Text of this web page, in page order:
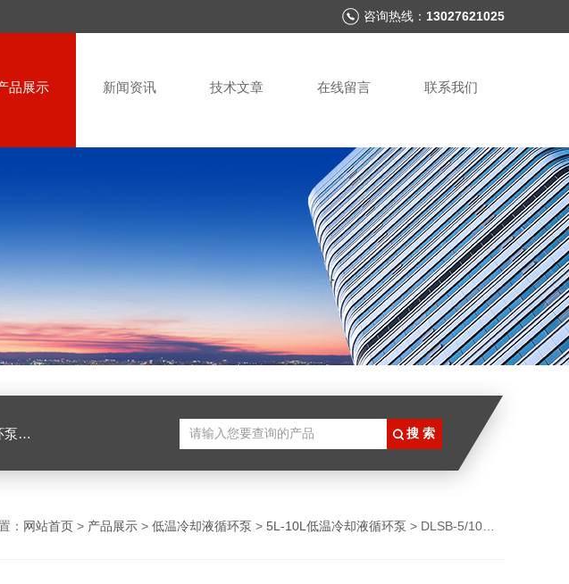
咨询热线： 13027621025
品展示 新闻资讯 技术文章 在线留言 联系我们
器
： 网站首页 > 产品展示 > 低温冷却液循环泵 > 5L-10L低温冷却液循环泵 > DLSB-5/10河南低温冷却液循环泵